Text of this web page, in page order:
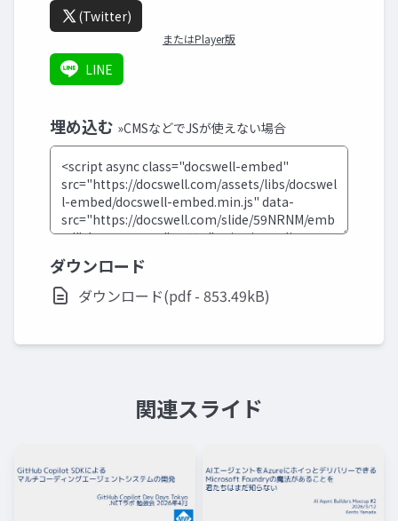
(Twitter)
またはPlayer版
LINE
埋め込む »CMSなどでJSが使えない場合
ダウンロード
ダウンロード(pdf - 853.49kB)
関連スライド